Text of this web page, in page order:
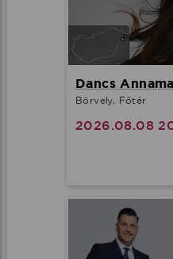
Dancs
Börvely, Főtér
2026.08.08